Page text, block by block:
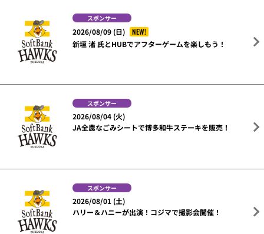
スポンサー
2026/08/09 (日)
NEW!
新垣 渚 氏とHUBでアフターゲームを楽しもう！
スポンサー
2026/08/04 (火)
JA全農なごみシートで博多和牛ステーキを販売！
スポンサー
2026/08/01 (土)
ハリー＆ハニーが出演！コジマで撮影会開催！